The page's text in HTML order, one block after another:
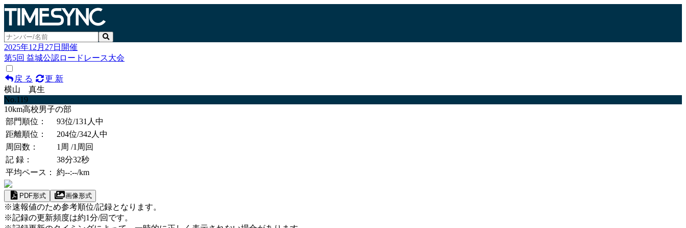
2025年12月27日開催
第5回 益城公認ロードレース大会
戻 る
更 新
横山 真生
No.119
10km高校男子の部
部門順位：
93位/131人中
距離順位：
204位/342人中
周回数：
1周 /1周回
記 録：
38分32秒
平均ペース：
約--:--/km
PDF形式 画像形式
※速報値のため参考順位/記録となります。
※記録の更新頻度は約1分/回です。